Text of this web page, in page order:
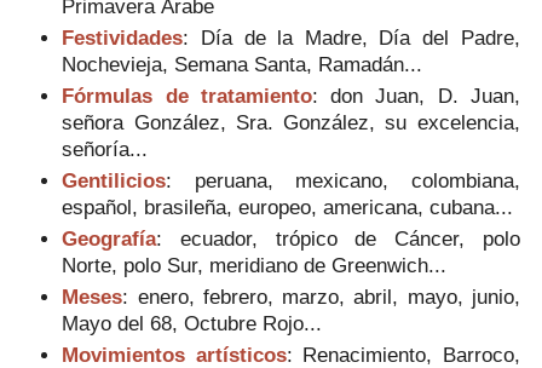
Primavera Árabe
Festividades: Día de la Madre, Día del Padre,
Nochevieja, Semana Santa, Ramadán...
Fórmulas de tratamiento: don Juan, D. Juan,
señora González, Sra. González, su excelencia,
señoría...
Gentilicios: peruana, mexicano, colombiana,
español, brasileña, europeo, americana, cubana...
Geografía: ecuador, trópico de Cáncer, polo
Norte, polo Sur, meridiano de Greenwich...
Meses: enero, febrero, marzo, abril, mayo, junio,
Mayo del 68, Octubre Rojo...
Movimientos artísticos: Renacimiento, Barroco,